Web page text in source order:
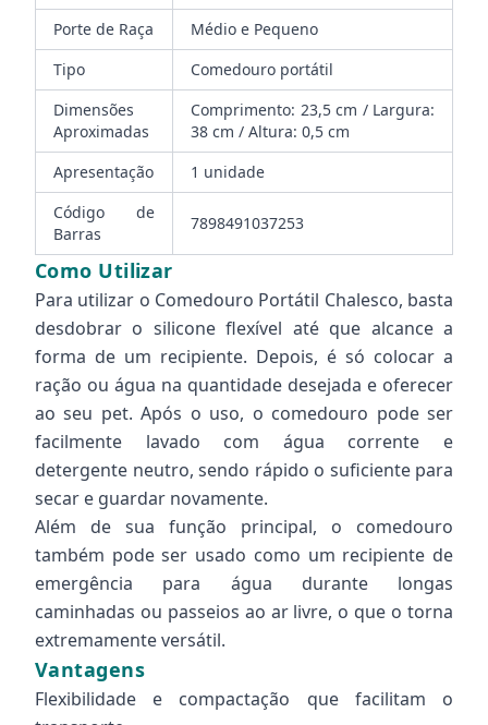
Porte de Raça
Médio e Pequeno
Tipo
Comedouro portátil
Dimensões
Aproximadas
Comprimento: 23,5 cm / Largura:
38 cm / Altura: 0,5 cm
Apresentação
1 unidade
Código de
Barras
7898491037253
Como Utilizar
Para utilizar o Comedouro Portátil Chalesco, basta
desdobrar o silicone flexível até que alcance a
forma de um recipiente. Depois, é só colocar a
ração ou água na quantidade desejada e oferecer
ao seu pet. Após o uso, o comedouro pode ser
facilmente lavado com água corrente e
detergente neutro, sendo rápido o suficiente para
secar e guardar novamente.
Além de sua função principal, o comedouro
também pode ser usado como um recipiente de
emergência para água durante longas
caminhadas ou passeios ao ar livre, o que o torna
extremamente versátil.
Vantagens
Flexibilidade e compactação que facilitam o